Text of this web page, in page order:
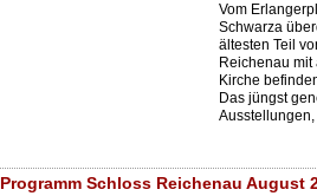
Vom
Schwarza
ältesten Teil
Reichenau
Kirche
Das jüngst
Programm Schloss Reichenau August